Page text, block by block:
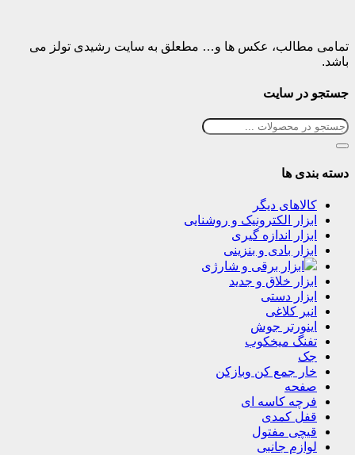
تمامی مطالب، عکس ها و… مطعلق به سایت رشیدی تولز می
باشد.
جستجو در سایت
دسته بندی ها
کالاهای دیگر
ابزار الکترونیک و روشنایی
ابزار اندازه گیری
ابزار بادی و بنزینی
ابزار برقی و شارژی
ابزار خلاق و جدید
ابزار دستی
انبر کلاغی
اینورتر جوش
تفنگ میخکوب
جک
خار جمع کن وبازکن
صفحه
فرچه کاسه ای
قفل کمدی
قیچی مفتول
لوازم جانبی